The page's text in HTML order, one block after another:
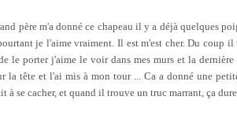
père m'a donné ce chapeau il y a déjà quelques
je l'aime vraiment. Il est m'est cher. Du coup
le porter j'aime le voir dans mes murs et la
la tête et l'ai mis à mon tour ... Ca a donné une
à se cacher, et quand il trouve un truc marrant, ça dure